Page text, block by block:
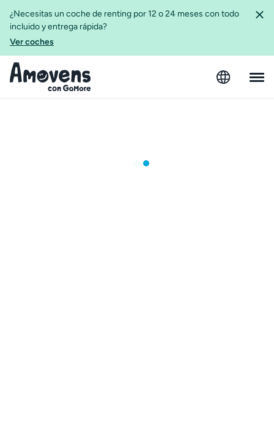
¿Necesitas un coche de renting por 12 o 24 meses con todo
incluido y entrega rápida?
Ver coches